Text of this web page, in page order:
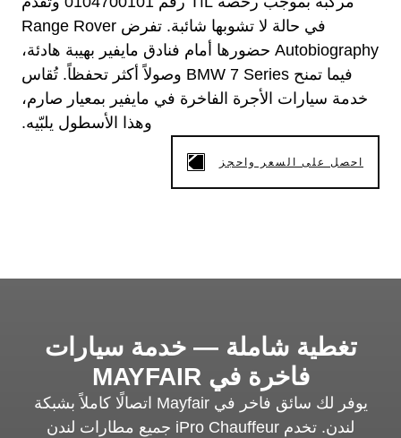
في حالة لا تشوبها شائبة. تفرض Range Rover
Autobiography حضورها أمام فنادق مايفير بهيبة هادئة،
فيما تمنح BMW 7 Series وصولاً أكثر تحفظاً. تُقاس
خدمة سيارات الأجرة الفاخرة في مايفير بمعيار صارم،
وهذا الأسطول يلبّيه.
احصل على السعر واحجز
تغطية شاملة — خدمة سيارات
فاخرة في MAYFAIR
يوفر لك سائق فاخر في Mayfair اتصالًا كاملاً بشبكة
لندن. تخدم iPro Chauffeur جميع مطارات لندن